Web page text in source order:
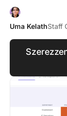
Uma KelathStaff